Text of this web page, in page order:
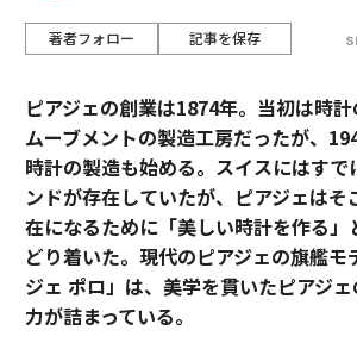
著者フォロー 記事を保存
ピアジェの創業は1874年。当初は時
ムーブメントの製造工房だったが、
時計の製造も始める。スイスにはすで
ンドが存在していたが、ピアジェはそ
在になるために「美しい時計を作る」
どり着いた。現代のピアジェの旗艦モ
ジェ ポロ」は、美学を貫いたピアジ
力が詰まっている。